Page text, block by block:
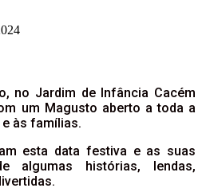
no Jardim de Infância Cacém
um Magusto aberto a toda a
às famílias.
esta data festiva e as suas
algumas histórias, lendas,